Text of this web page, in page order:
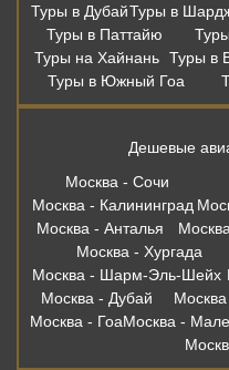
Туры в ДубайТуры в
Туры в Паттайю
Туры на Хайнань Туры в
Туры в Южный Гоа
Дешевые
Москва - Сочи
Москва - Калининград
Москва - Анталья
Москва - Хургада
Москва - Шарм-Эль-Шейх
Москва - Дубай
Москва - ГоаМосква - Мале